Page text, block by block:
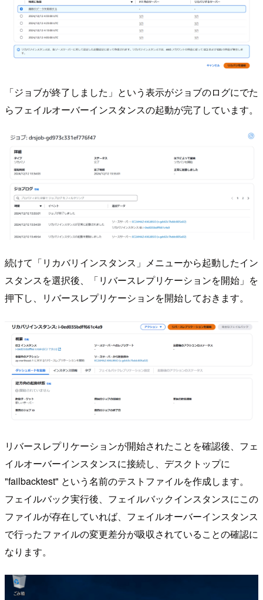
「ジョブが終了しました」という表示がジョブのログにでた
らフェイルオーバーインスタンスの起動が完了しています。
続けて「リカバリインスタンス」メニューから起動したイン
スタンスを選択後、「リバースレプリケーションを開始」を
押下し、リバースレプリケーションを開始しておきます。
リバースレプリケーションが開始されたことを確認後、フェ
イルオーバーインスタンスに接続し、デスクトップに
"failbacktest" という名前のテストファイルを作成します。
フェイルバック実行後、フェイルバックインスタンスにこの
ファイルが存在していれば、フェイルオーバーインスタンス
で行ったファイルの変更差分が吸収されていることの確認に
なります。